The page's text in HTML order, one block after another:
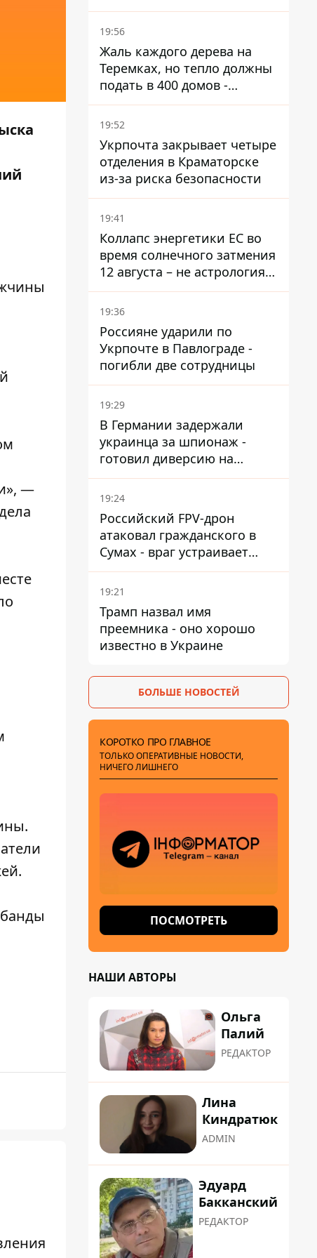
—
поселком не подтвержден
19:56
Жаль каждого дерева на
Теремках, но тепло должны
подать в 400 домов -
депутат Киевсовета
19:52
Укрпочта закрывает четыре
отделения в Краматорске
из-за риска безопасности
19:41
Коллапс энергетики ЕС во
время солнечного затмения
12 августа – не астрология,
в Брюсселе готовятся к
экстренным мероприятиям
19:36
Россияне ударили по
Укрпочте в Павлограде -
погибли две сотрудницы
19:29
В Германии задержали
украинца за шпионаж -
готовил диверсию на
военном предприятии
19:24
Российский FPV-дрон
атаковал гражданского в
Сумах - враг устраивает
охоту на людей в городах
19:21
Трамп назвал имя
преемника - оно хорошо
известно в Украине
БОЛЬШЕ НОВОСТЕЙ
КОРОТКО ПРО ГЛАВНОЕ
ТОЛЬКО ОПЕРАТИВНЫЕ НОВОСТИ,
НИЧЕГО ЛИШНЕГО
ПОСМОТРЕТЬ
НАШИ АВТОРЫ
Ольга
Палий
РЕДАКТОР
Лина
Киндратюк
ADMIN
Эдуард
Бакканский
РЕДАКТОР